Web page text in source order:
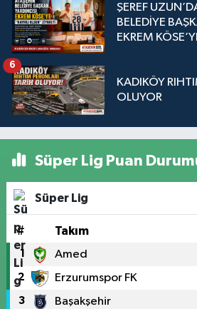
ŞEREF
BELEDİYE
EKREM
KADIKÖY
OLUYOR
6
Süper Lig Puan
Süper Lig
# Takım
1 Amed
2 Erzurumspor FK
3 Başakşehir